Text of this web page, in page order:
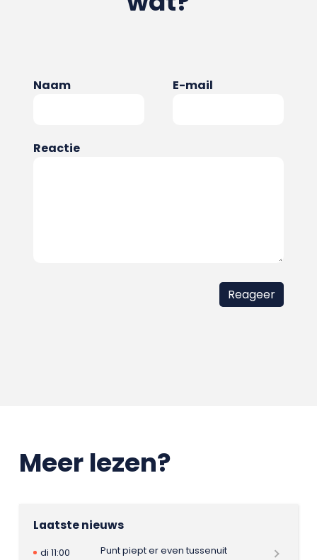
Naam E-mail
Reactie
Meer lezen?
Laatste nieuws
di 11:00
Punt piept er even tussenuit